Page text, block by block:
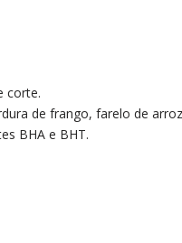
corte.
de frango, farelo de
BHA e BHT.